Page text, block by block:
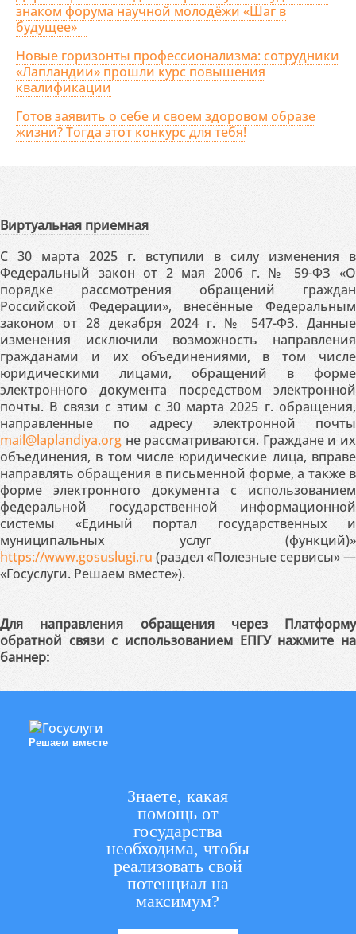
знаком форума научной молодёжи «Шаг в
будущее»
Новые горизонты профессионализма: сотрудники
«Лапландии» прошли курс повышения
квалификации
Готов заявить о себе и своем здоровом образе
жизни? Тогда этот конкурс для тебя!
Виртуальная приемная
С 30 марта 2025 г. вступили в силу изменения в
Федеральный закон от 2 мая 2006 г. № 59-ФЗ «О
порядке рассмотрения обращений граждан
Российской Федерации», внесённые Федеральным
законом от 28 декабря 2024 г. № 547-ФЗ. Данные
изменения исключили возможность направления
гражданами и их объединениями, в том числе
юридическими лицами, обращений в форме
электронного документа посредством электронной
почты. В связи с этим с 30 марта 2025 г. обращения,
направленные по адресу электронной почты
mail@laplandiya.org не рассматриваются. Граждане и их
объединения, в том числе юридические лица, вправе
направлять обращения в письменной форме, а также в
форме электронного документа с использованием
федеральной государственной информационной
системы «Единый портал государственных и
муниципальных услуг (функций)»
https://www.gosuslugi.ru (раздел «Полезные сервисы» —
«Госуслуги. Решаем вместе»).
Для направления обращения через Платформу
обратной связи с использованием ЕПГУ нажмите на
баннер:
Решаем вместе
Знаете, какая
помощь от
государства
необходима, чтобы
реализовать свой
потенциал на
максимум?